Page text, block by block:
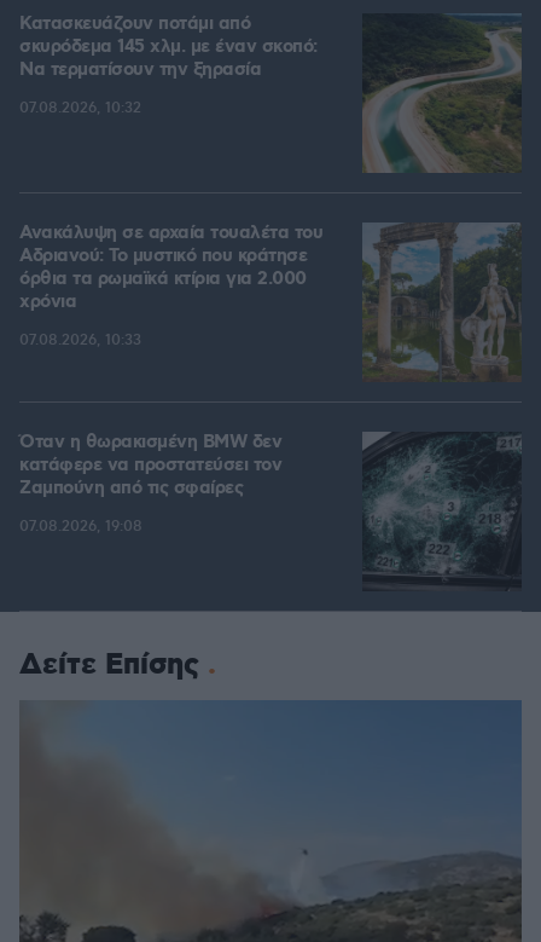
Κατασκευάζουν ποτάμι από
σκυρόδεμα 145 χλμ. με έναν σκοπό:
Να τερματίσουν την ξηρασία
07.08.2026, 10:32
Ανακάλυψη σε αρχαία τουαλέτα του
Αδριανού: Το μυστικό που κράτησε
όρθια τα ρωμαϊκά κτίρια για 2.000
χρόνια
07.08.2026, 10:33
Όταν η θωρακισμένη BMW δεν
κατάφερε να προστατεύσει τον
Ζαμπούνη από τις σφαίρες
07.08.2026, 19:08
Δείτε Επίσης